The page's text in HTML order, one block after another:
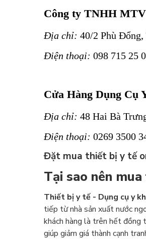
Công ty TNHH
Địa chỉ: 40/2 Phù
Điện thoại: 098 715 25
Cửa Hàng Dụng Cụ
Địa chỉ: 48 Hai Bà
Điện thoại: 0269 3500
Đặt mua thiết bị y tế
Tại sao nên
Thiết bị y tế - Dụng cụ y
tiếp từ nhà sản xuất nước
khách hàng là trên hết đồng
giúp giảm giá thành cạnh